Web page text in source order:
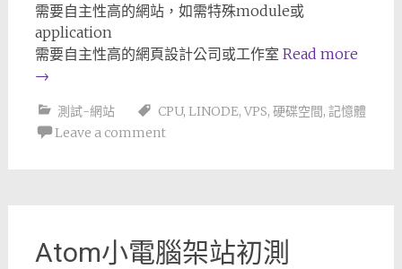
需要自主性高的網站，如需特殊module或
application
需要自主性高的網頁設計公司或工作室 Read more
→
測試-網站 CPU, LINODE, VPS, 硬碟空間, 記憶體
Leave a comment
Atom小電腦架站初測